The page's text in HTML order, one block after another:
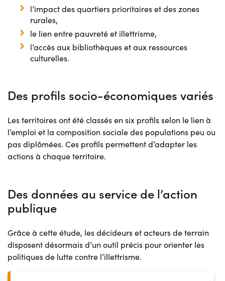
l’impact des quartiers prioritaires et des zones
rurales,
le lien entre pauvreté et illettrisme,
l’accès aux bibliothèques et aux ressources
culturelles.
Des profils socio-économiques variés
Les territoires ont été classés en six profils selon le lien à
l’emploi et la composition sociale des populations peu ou
pas diplômées. Ces profils permettent d’adapter les
actions à chaque territoire.
Des données au service de l’action
publique
Grâce à cette étude, les décideurs et acteurs de terrain
disposent désormais d’un outil précis pour orienter les
politiques de lutte contre l’illettrisme.